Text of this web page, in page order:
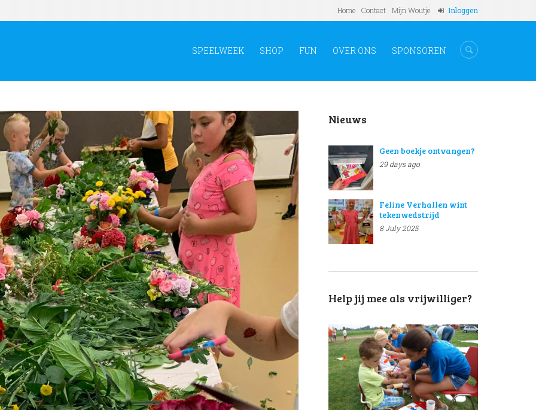
Home Contact Mijn Woutje Inloggen
SPEELWEEK SHOP FUN OVER ONS SPONSOREN
Nieuws
Geen boekje ontvangen?
29 days ago
Feline Verhallen wint
tekenwedstrijd
8 July 2025
Help jij mee als vrijwilliger?